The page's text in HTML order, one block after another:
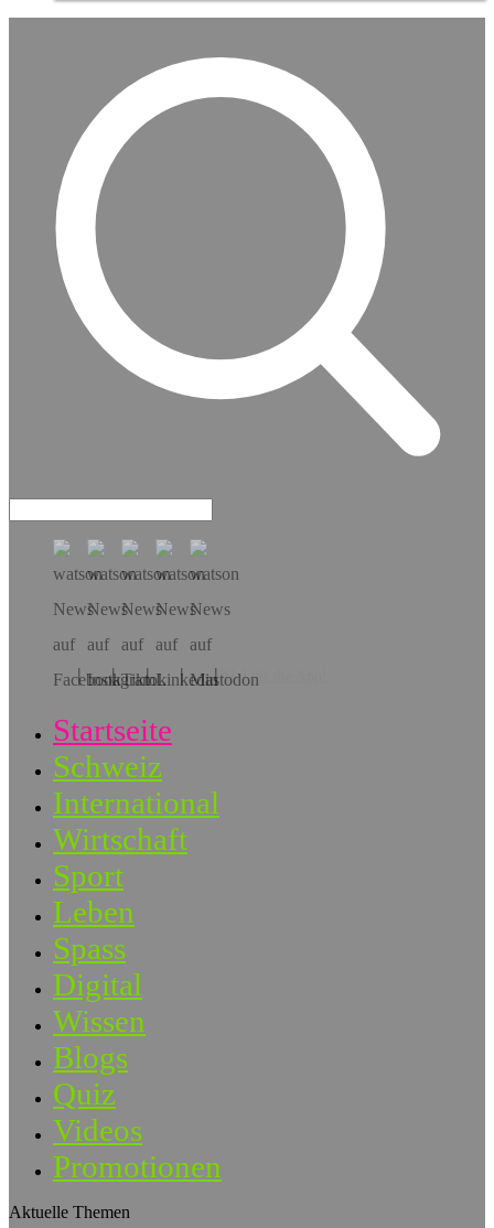
Hol dir die App!
Startseite
Schweiz
International
Wirtschaft
Sport
Leben
Spass
Digital
Wissen
Blogs
Quiz
Videos
Promotionen
Aktuelle Themen